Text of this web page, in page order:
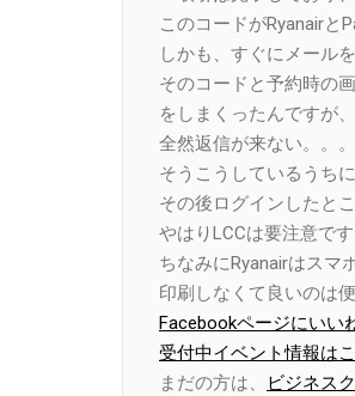
このコードがRyanairと
しかも、すぐにメール
そのコードと予約時の
をしまくったんですが、
全然返信が来ない。。。
そうこうしているうち
その後ログインしたと
やはりLCCは要注意です
ちなみにRyanairはスマ
印刷しなくて良いのは
Facebookページにいい
受付中イベント情報は
まだの方は、
ビジネス